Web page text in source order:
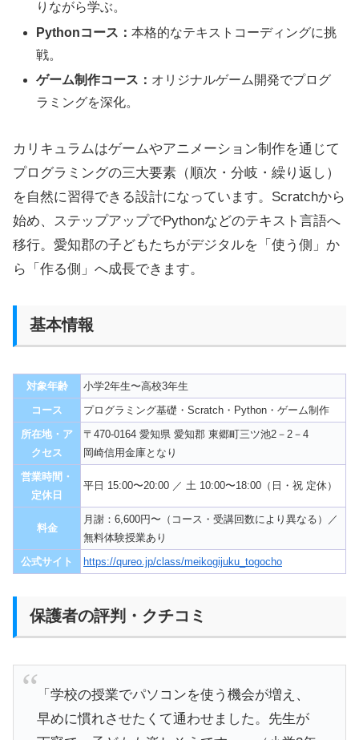
りながら学ぶ。
Pythonコース：本格的なテキストコーディングに挑
戦。
ゲーム制作コース： オリジナルゲーム開発でプログ
ラミングを深化。
カリキュラムはゲームやアニメーション制作を通じて
プログラミングの三大要素（順次・分岐・繰り返し）
を自然に習得できる設計になっています。Scratchから
始め、ステップアップでPythonなどのテキスト言語へ
移行。愛知郡の子どもたちがデジタルを「使う側」か
ら「作る側」へ成長できます。
基本情報
対象年齢
小学2年生〜高校3年生
コース
プログラミング基礎・Scratch・Python・ゲーム制作
所在地・ア
クセス
〒470-0164 愛知県 愛知郡 東郷町三ツ池2－2－4
岡崎信用金庫となり
営業時間・
定休日
平日 15:00〜20:00 ／ 土 10:00〜18:00（日・祝 定休）
料金
月謝：6,600円〜（コース・受講回数により異なる）／
無料体験授業あり
公式サイト
https://qureo.jp/class/meikogijuku_togocho
保護者の評判・クチコミ
「学校の授業でパソコンを使う機会が増え、
早めに慣れさせたくて通わせました。先生が